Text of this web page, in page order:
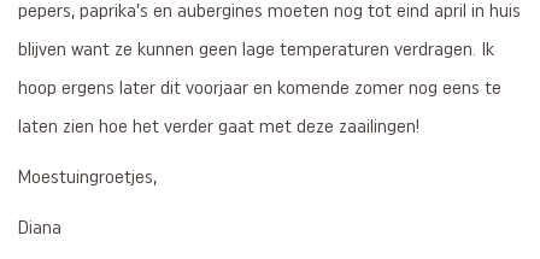
pepers, paprika’s en aubergines moeten nog tot eind april in huis
blijven want ze kunnen geen lage temperaturen verdragen. Ik
hoop ergens later dit voorjaar en komende zomer nog eens te
laten zien hoe het verder gaat met deze zaailingen!
Moestuingroetjes,
Diana